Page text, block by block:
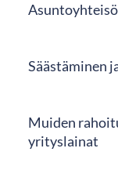
Säästäminen
Muiden
yrityslainat